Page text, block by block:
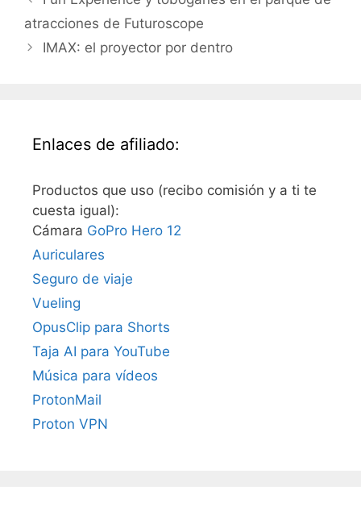
atracciones de Futuroscope
IMAX: el proyector por dentro
Enlaces de afiliado:
Productos que uso (recibo comisión y a ti te
cuesta igual):
Cámara GoPro Hero 12
Auriculares
Seguro de viaje
Vueling
OpusClip para Shorts
Taja AI para YouTube
Música para vídeos
ProtonMail
Proton VPN